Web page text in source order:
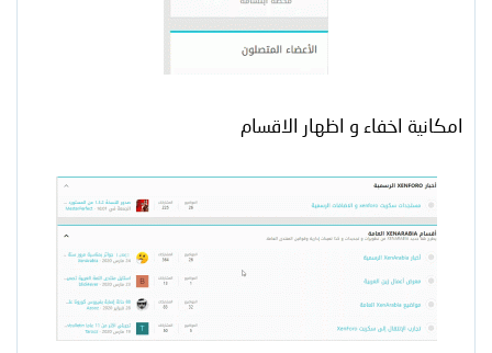
امكانية اخفاء و اظهار الاقسام